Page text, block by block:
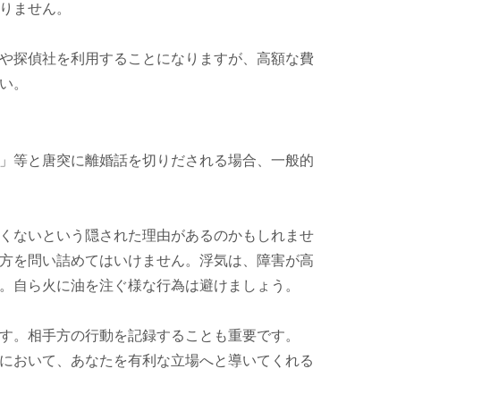
ません。
探偵社を利用することになりますが、高額な費
。
等と唐突に離婚話を切りだされる場合、一般的
ないという隠された理由があるのかもしれませ
を問い詰めてはいけません。 浮気は、障害が高
自ら火に油を注ぐ様な行為は避けましょう。
。相手方の行動を記録することも重要です。
おいて、あなたを有利な立場へと導いてくれる